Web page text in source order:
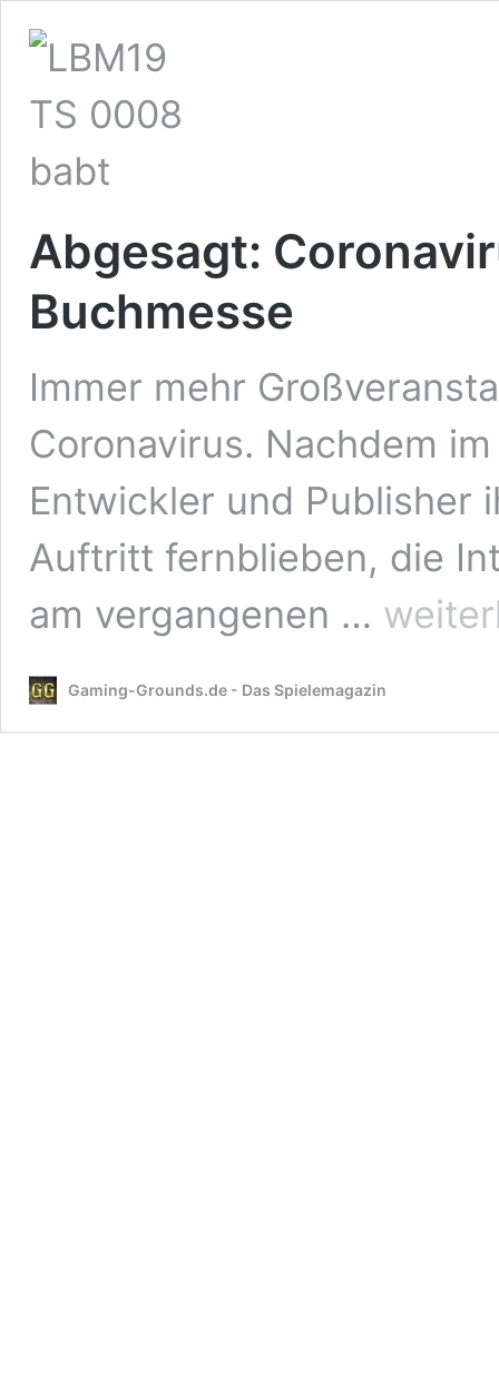
Abgesagt:
Buchmesse
Immer mehr
Coronavirus. Nachdem
Entwickler und Publisher
Auftritt fernblieben, die
am vergangenen …
Abgesagt:
Coronavirus
Leipziger
Gaming-Grounds.de - Das Spielemagazin